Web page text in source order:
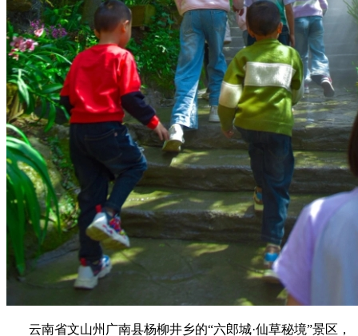
云南省文山州广南县杨柳井乡的“六郎城·仙草秘境”景区，